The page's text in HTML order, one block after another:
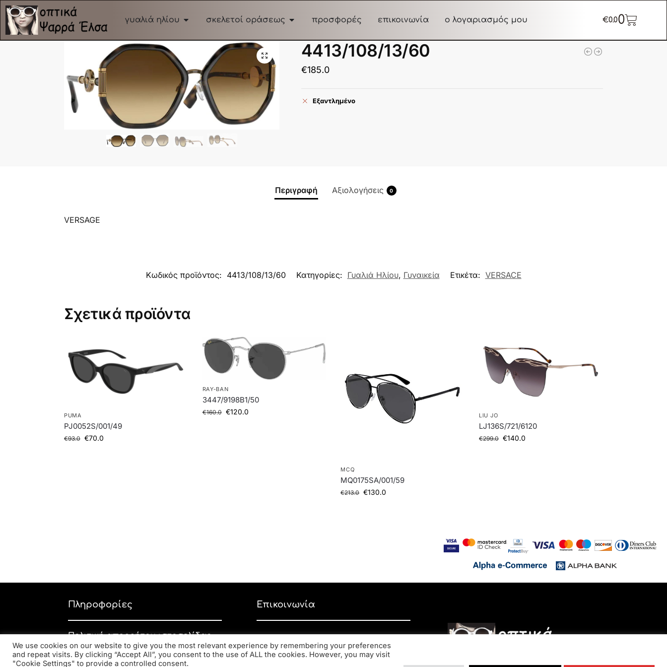
γυαλιά ηλίου σκελετοί οράσεως προσφορές επικοινωνία ο λογαριασμός μου €0.00
4413/108/13/60
€185.0
Εξαντλημένο
Περιγραφή Αξιολογήσεις 0
VERSAGE
Κωδικός προϊόντος: 4413/108/13/60 Κατηγορίες: Γυαλιά Ηλίου, Γυναικεία Ετικέτα: VERSACE
Σχετικά προϊόντα
PUMA
PJ0052S/001/49
€93.0 €70.0
RAY-BAN
3447/9198B1/50
€160.0 €120.0
MCQ
MQ0175SA/001/59
€213.0 €130.0
LIU JO
LJ136S/721/6120
€299.0 €140.0
Πληροφορίες
Πολιτική απορρήτου ιστοσελίδας
Εταιρική πολιτική απορρήτου
Επικοινωνία
Ανδρέα Παπανδρέου 59, ΤΚ 56334,
Κορδελιό
We use cookies on our website to give you the most relevant experience by remembering your preferences
and repeat visits. By clicking “Accept All”, you consent to the use of ALL the cookies. However, you may visit
"Cookie Settings" to provide a controlled consent.